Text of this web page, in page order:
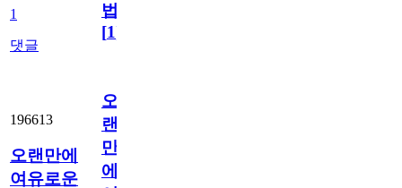
1
댓글
법
[1]
196613
오랜만에
여유로운
오
랜
만
에